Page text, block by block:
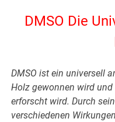
DMSO Die
DMSO ist ein universell
Holz gewonnen wird
erforscht wird. Durch
verschiedenen